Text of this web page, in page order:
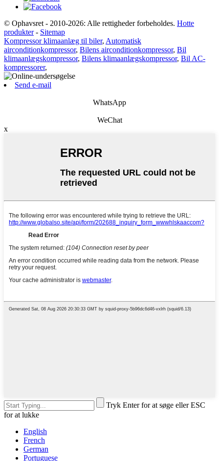
© Ophavsret - 2010-2026: Alle rettigheder forbeholdes. Hotte
produkter- Sitemap
Kompressor klimaanlæg til biler, Automatisk
airconditionkompressor, Bilens airconditionkompressor, Bil
klimaanlægskompressor, Bilens klimaanlægskompressor, Bil AC-
kompressorer,
Send e-mail
WhatsApp
WeChat
x
Tryk Enter for at søge eller ESC
for at lukke
English
French
German
Portuguese